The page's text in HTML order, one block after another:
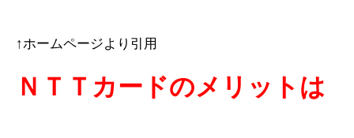
↑ホームページより引用
ＮＴＴカードのメリットは